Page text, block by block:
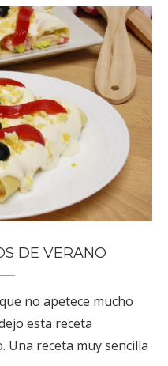
DE VERANO
no apetece mucho
esta receta
Una receta muy sencilla